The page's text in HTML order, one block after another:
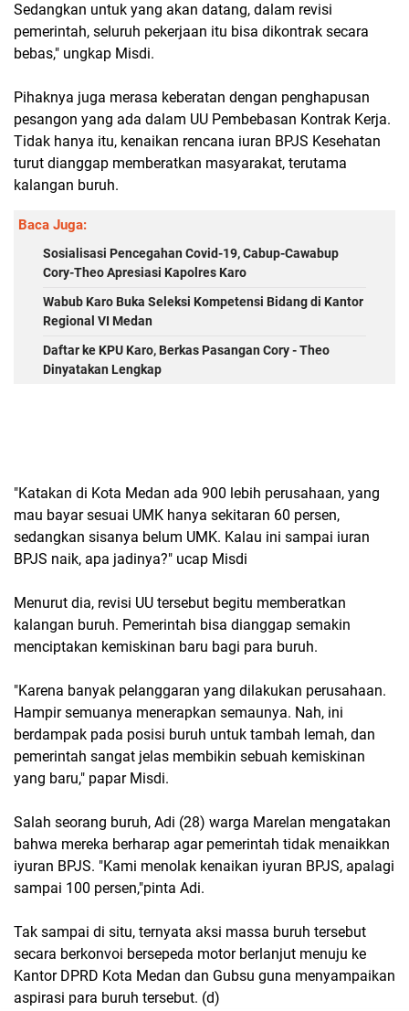
Sedangkan untuk yang akan datang, dalam revisi
pemerintah, seluruh pekerjaan itu bisa dikontrak secara
bebas," ungkap Misdi.
Pihaknya juga merasa keberatan dengan penghapusan
pesangon yang ada dalam UU Pembebasan Kontrak Kerja.
Tidak hanya itu, kenaikan rencana iuran BPJS Kesehatan
turut dianggap memberatkan masyarakat, terutama
kalangan buruh.
Baca Juga:
Sosialisasi Pencegahan Covid-19, Cabup-Cawabup
Cory-Theo Apresiasi Kapolres Karo
Wabub Karo Buka Seleksi Kompetensi Bidang di Kantor
Regional VI Medan
Daftar ke KPU Karo, Berkas Pasangan Cory - Theo
Dinyatakan Lengkap
"Katakan di Kota Medan ada 900 lebih perusahaan, yang
mau bayar sesuai UMK hanya sekitaran 60 persen,
sedangkan sisanya belum UMK. Kalau ini sampai iuran
BPJS naik, apa jadinya?" ucap Misdi
Menurut dia, revisi UU tersebut begitu memberatkan
kalangan buruh. Pemerintah bisa dianggap semakin
menciptakan kemiskinan baru bagi para buruh.
"Karena banyak pelanggaran yang dilakukan perusahaan.
Hampir semuanya menerapkan semaunya. Nah, ini
berdampak pada posisi buruh untuk tambah lemah, dan
pemerintah sangat jelas membikin sebuah kemiskinan
yang baru," papar Misdi.
Salah seorang buruh, Adi (28) warga Marelan mengatakan
bahwa mereka berharap agar pemerintah tidak menaikkan
iyuran BPJS. "Kami menolak kenaikan iyuran BPJS, apalagi
sampai 100 persen,"pinta Adi.
Tak sampai di situ, ternyata aksi massa buruh tersebut
secara berkonvoi bersepeda motor berlanjut menuju ke
Kantor DPRD Kota Medan dan Gubsu guna menyampaikan
aspirasi para buruh tersebut. (d)